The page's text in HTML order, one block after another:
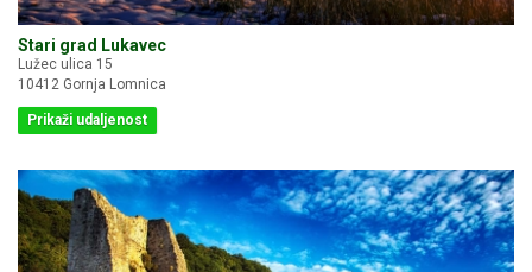
Stari grad Lukavec
Lužec ulica 15
10412 Gornja Lomnica
Prikaži udaljenost